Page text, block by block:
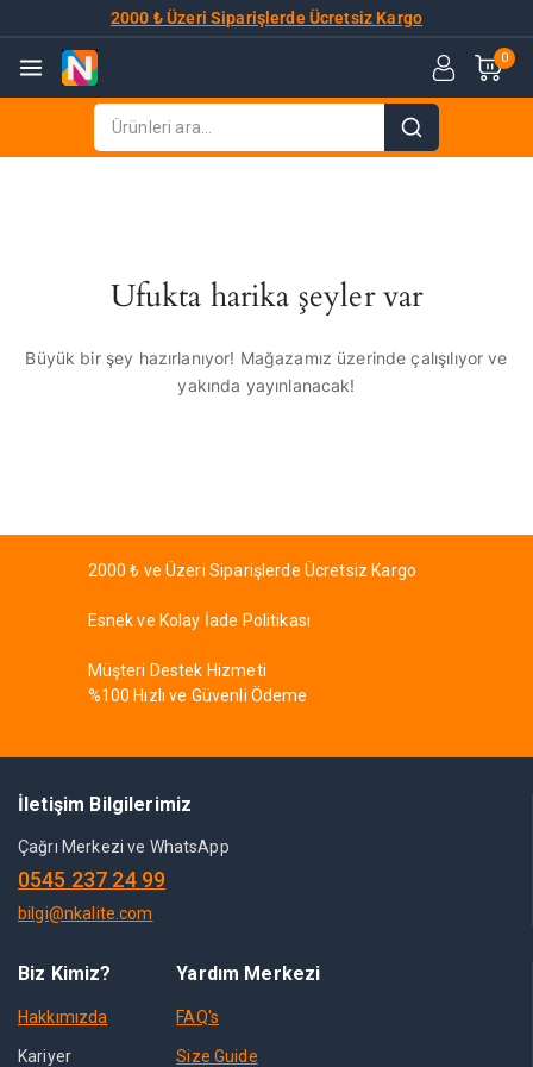
2000 ₺ Üzeri Siparişlerde Ücretsiz Kargo
0
Ufukta harika şeyler var
Büyük bir şey hazırlanıyor! Mağazamız üzerinde çalışılıyor ve
yakında yayınlanacak!
2000 ₺ ve Üzeri Siparişlerde Ücretsiz Kargo
Esnek ve Kolay İade Politikası
Müşteri Destek Hizmeti
%100 Hızlı ve Güvenli Ödeme
İletişim Bilgilerimiz
Çağrı Merkezi ve WhatsApp
0545 237 24 99
bilgi@nkalite.com
Biz Kimiz?
Hakkımızda
Kariyer
Yardım Merkezi
FAQ's
Size Guide